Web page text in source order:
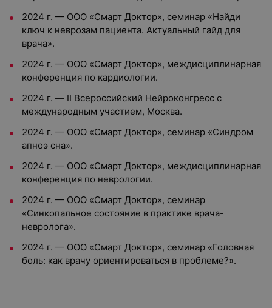
2024 г. — ООО «Смарт Доктор», семинар «Найди
ключ к неврозам пациента. Актуальный гайд для
врача».
2024 г. — ООО «Смарт Доктор», междисциплинарная
конференция по кардиологии.
2024 г. — II Всероссийский Нейроконгресс с
международным участием, Москва.
2024 г. — ООО «Смарт Доктор», семинар «Синдром
апноэ сна».
2024 г. — ООО «Смарт Доктор», междисциплинарная
конференция по неврологии.
2024 г. — ООО «Смарт Доктор», семинар
«Синкопальное состояние в практике врача-
невролога».
2024 г. — ООО «Смарт Доктор», семинар «Головная
боль: как врачу ориентироваться в проблеме?».